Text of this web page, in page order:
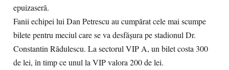
epuizaseră.
Fanii echipei lui Dan Petrescu au cumpărat cele mai scumpe
bilete pentru meciul care se va desfășura pe stadionul Dr.
Constantin Rădulescu. La sectorul VIP A, un bilet costa 300
de lei, în timp ce unul la VIP valora 200 de lei.